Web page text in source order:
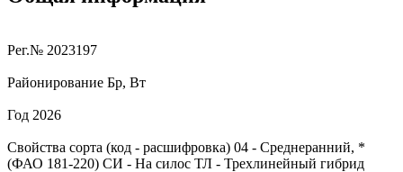
Рег.№ 2023197
Районирование Бр, Вт
Год 2026
Свойства сорта (код - расшифровка) 04 - Среднеранний, *
(ФАО 181-220) СИ - На силос ТЛ - Трехлинейный гибрид